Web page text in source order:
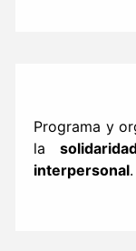
Programa y
la
interpersonal.